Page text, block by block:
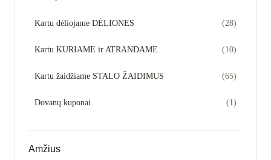
Dovanos vaikams
Kartu dėliojame DĖLIONES (28)
Kartu KURIAME ir ATRANDAME (10)
Kartu žaidžiame STALO ŽAIDIMUS (65)
Dovanų kuponai (1)
Amžius